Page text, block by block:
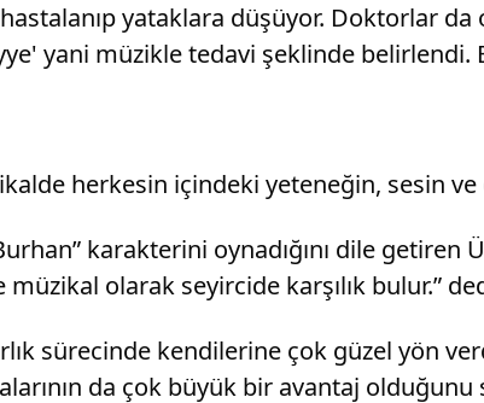
yataklara düşüyor. Doktorlar
yani müzikle tedavi şeklinde belirlendi.
herkesin içindeki yeteneğin, sesin
karakterini oynadığını dile
olarak seyircide karşılık bulur.”
sürecinde kendilerine çok güzel yön
da çok büyük bir avantaj olduğunu